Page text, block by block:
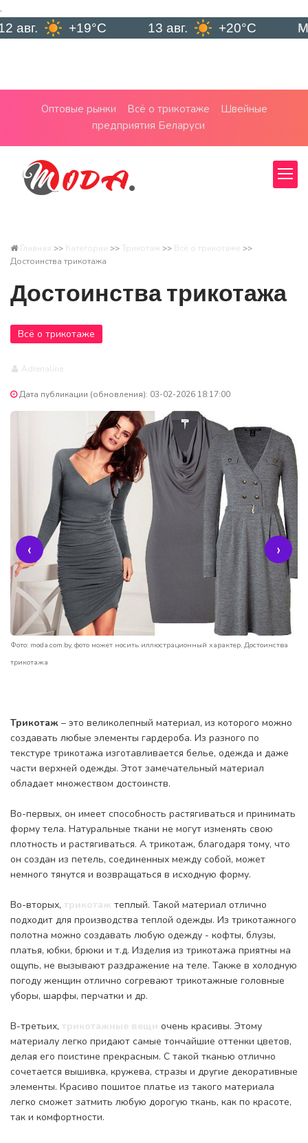
.
+19°C +20°C
Оптовые рынки Всё о трикотаже
Швейные
предприятия Беларуси
Главная >> Категории >> Трикотаж >> Всё о трикотаже >>
Достоинства трикотажа
Достоинства трикотажа
Всё о трикотаже
Adrenaline
Дата публикации (обновления): 03-02-2026 18:17:00
Фото: moda.com.by, фото может носить иллюстрационный характер, Достоинства
трикотажа
‹ ›
Трикотаж – это великолепный материал, из которого можно
создавать любые элементы гардероба. Из разного по
текстуре трикотажа изготавливается белье, одежда и даже
части верхней одежды. Этот замечательный материал
обладает множеством достоинств.
Во-первых, он имеет способность растягиваться и принимать
форму тела. Натуральные ткани не могут изменять свою
плотность и растягиваться. А трикотаж, благодаря тому, что
он создан из петель, соединенных между собой, может
немного тянутся и возвращаться в исходную форму.
Во-вторых, трикотаж теплый. Такой материал отлично
подходит для производства теплой одежды. Из трикотажного
полотна можно создавать любую одежду - кофты, блузы,
платья, юбки, брюки и т.д. Изделия из трикотажа приятны на
ощупь, не вызывают раздражение на теле. Также в холодную
погоду женщин отлично согревают трикотажные головные
уборы, шарфы, перчатки и др.
В-третьих, трикотажные вещи очень красивы. Этому
материалу легко придают самые тончайшие оттенки цветов,
делая его поистине прекрасным. С такой тканью отлично
сочетается вышивка, кружева, стразы и другие декоративные
элементы. Красиво пошитое платье из такого материала
легко сможет затмить любую дорогую ткань, как по красоте,
так и комфортности.